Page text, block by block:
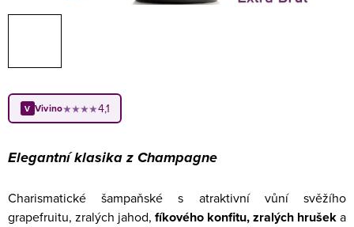
V Vivino★★★★4,1
Elegantní klasika z Champagne
Charismatické šampaňské s atraktivní vůní svěžího
grapefruitu, zralých jahod, fíkového konfitu, zralých hrušeka